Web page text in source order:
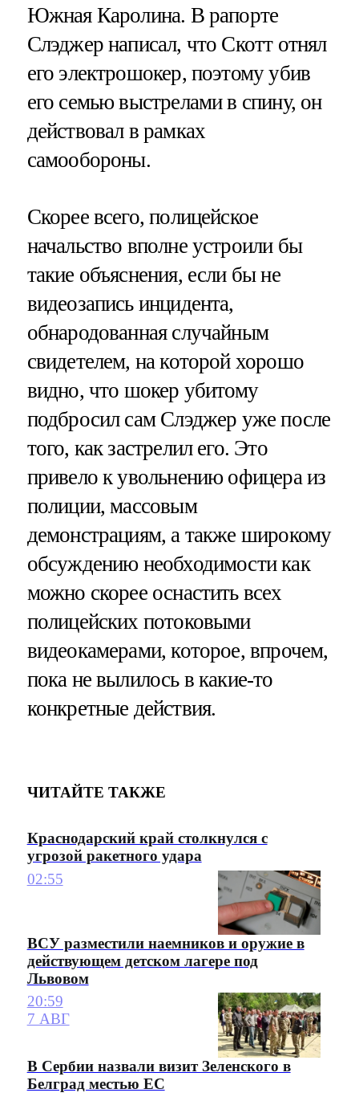
Южная Каролина. В рапорте
Слэджер написал, что Скотт отнял
его электрошокер, поэтому убив
его семью выстрелами в спину, он
действовал в рамках
самообороны.
Скорее всего, полицейское
начальство вполне устроили бы
такие объяснения, если бы не
видеозапись инцидента,
обнародованная случайным
свидетелем, на которой хорошо
видно, что шокер убитому
подбросил сам Слэджер уже после
того, как застрелил его. Это
привело к увольнению офицера из
полиции, массовым
демонстрациям, а также широкому
обсуждению необходимости как
можно скорее оснастить всех
полицейских потоковыми
видеокамерами, которое, впрочем,
пока не вылилось в какие-то
конкретные действия.
ЧИТАЙТЕ ТАКЖЕ
Краснодарский край столкнулся с
угрозой ракетного удара
02:55
ВСУ разместили наемников и оружие в
действующем детском лагере под
Львовом
20:59
7 АВГ
В Сербии назвали визит Зеленского в
Белград местью ЕС